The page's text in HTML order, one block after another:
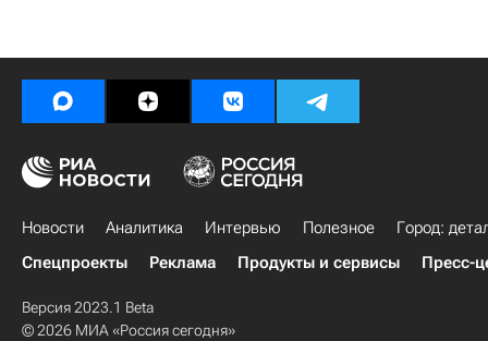
Новости Аналитика Интервью Полезное
Город:
Спецпроекты
Реклама Продукты и сервисы Пресс-
Версия 2023.1 Beta
© 2026 МИА «Россия сегодня»